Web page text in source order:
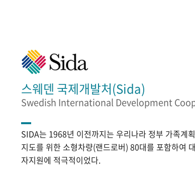
스웨덴 국제개발처(Sida)
Swedish International Development
SIDA는 1968년 이전까지는 우리나라 정부 가족계
지도를 위한 소형차량(랜드로버) 80대를 포함하여
자지원에 적극적이었다.